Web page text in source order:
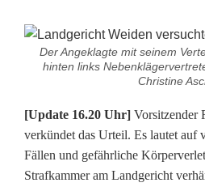
[
d
a
Der Angeklagte mit seinem
hinten links
Christine
[Update 16.20 Uhr] Vorsitzender
verkündet das Urteil. Es lautet auf
Fällen und gefährliche
Strafkammer am Landgericht